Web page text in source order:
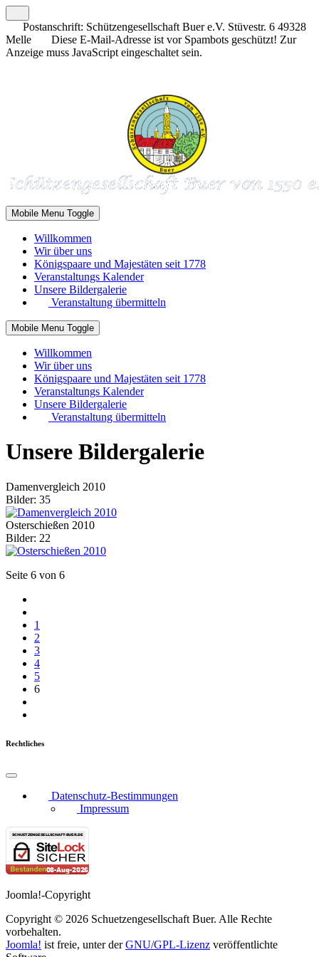
Postanschrift: Schützengesellschaft Buer e.V. Stüvestr. 6 49328
Melle
Diese E-Mail-Adresse ist vor Spambots geschützt! Zur
Anzeige muss JavaScript eingeschaltet sein.
Mobile Menu Toggle
Willkommen
Wir über uns
Königspaare und Majestäten seit 1778
Veranstaltungs Kalender
Unsere Bildergalerie
Veranstaltung übermitteln
Mobile Menu Toggle
Willkommen
Wir über uns
Königspaare und Majestäten seit 1778
Veranstaltungs Kalender
Unsere Bildergalerie
Veranstaltung übermitteln
Unsere Bildergalerie
Damenvergleich 2010
Bilder: 35
Osterschießen 2010
Bilder: 22
Seite 6 von 6
1
2
3
4
5
6
Rechtliches
Datenschutz-Bestimmungen
Impressum
Joomla!-Copyright
Copyright © 2026 Schuetzengesellschaft Buer. Alle Rechte
vorbehalten.
Joomla! ist freie, unter derGNU/GPL-Lizenz veröffentlichte